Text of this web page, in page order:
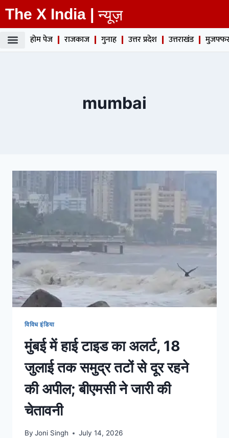
The X India | न्यूज़
होम पेज राजकाज गुनाह उत्तर प्रदेश उत्तराखंड
mumbai
विविध इंडिया
मुंबई में हाई टाइड का अलर्ट, 18
जुलाई तक समुद्र तटों से दूर रहने
की अपील; बीएमसी ने जारी की
चेतावनी
By Joni Singh July 14, 2026